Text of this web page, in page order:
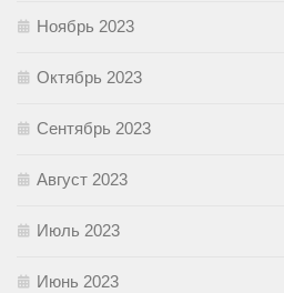
Ноябрь 2023
Октябрь 2023
Сентябрь 2023
Август 2023
Июль 2023
Июнь 2023